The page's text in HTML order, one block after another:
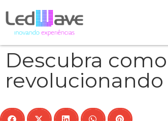
Descubra